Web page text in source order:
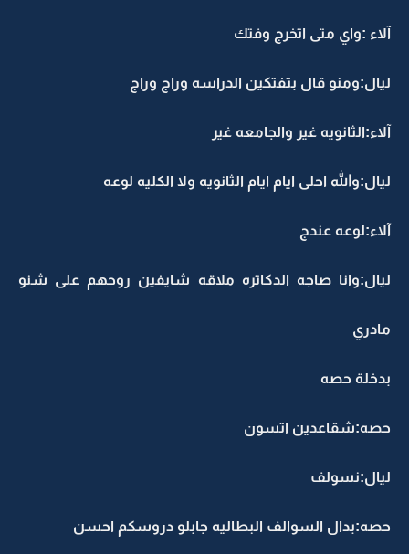
آلاء :واي متى اتخرج وفتك
ليال:ومنو قال بتفتكين الدراسه وراج وراج
آلاء:الثانويه غير والجامعه غير
ليال:والله احلى ايام ايام الثانويه ولا الكليه لوعه
آلاء:لوعه عندج
ليال:وانا صاجه الدكاتره ملاقه شايفين روحهم على شنو
مادري
بدخلة حصه
حصه:شقاعدين اتسون
ليال:نسولف
حصه:بدال السوالف البطاليه جابلو دروسكم احسن